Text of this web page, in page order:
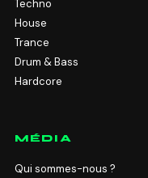
Techno
House
Trance
Drum & Bass
Hardcore
MÉDIA
Qui sommes-nous ?